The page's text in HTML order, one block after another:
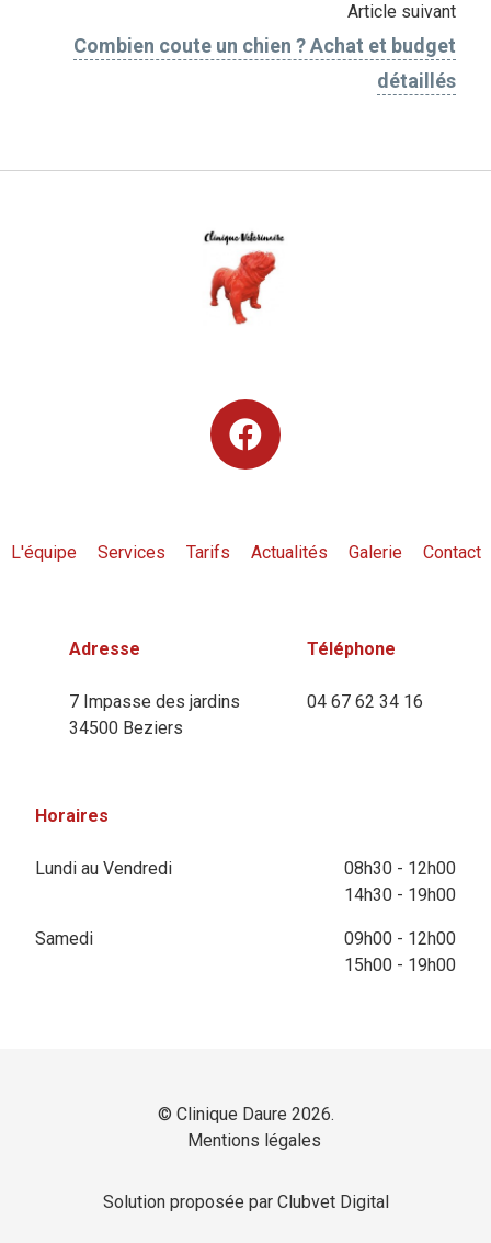
Article suivant
Combien coute un chien ? Achat et budget
détaillés
L'équipe Services Tarifs Actualités Galerie Contact
Adresse
7 Impasse des jardins
34500 Beziers
Téléphone
04 67 62 34 16
Horaires
Lundi au Vendredi
08h30 - 12h00
14h30 - 19h00
Samedi
09h00 - 12h00
15h00 - 19h00
© Clinique Daure 2026.
Mentions légales
Solution proposée par Clubvet Digital